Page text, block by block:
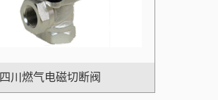
四川燃气电磁切断阀